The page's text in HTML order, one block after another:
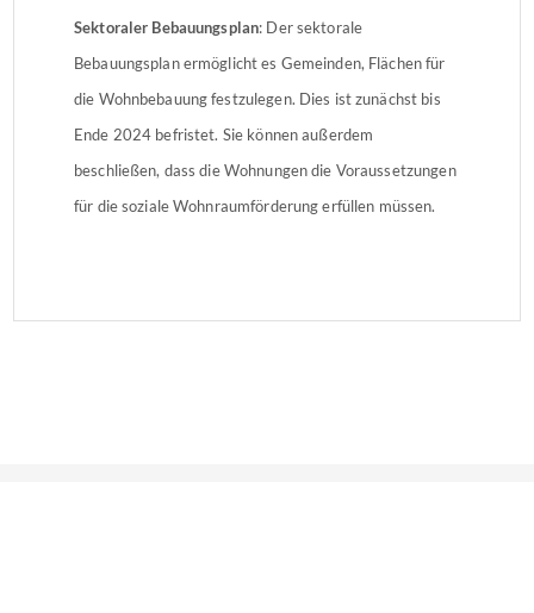
Sektoraler Bebauungsplan: Der sektorale
Bebauungsplan ermöglicht es Gemeinden, Flächen für
die Wohnbebauung festzulegen. Dies ist zunächst bis
Ende 2024 befristet. Sie können außerdem
beschließen, dass die Wohnungen die Voraussetzungen
für die soziale Wohnraumförderung erfüllen müssen.